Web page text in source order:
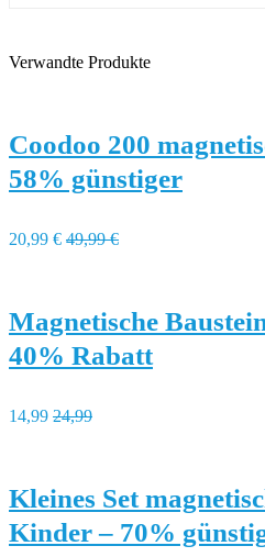
Verwandte Produkte
Coodoo 200
58% günstiger
20,99 € 49,99 €
Magnetische
40% Rabatt
14,99 24,99
Kleines Set
Kinder – 70%